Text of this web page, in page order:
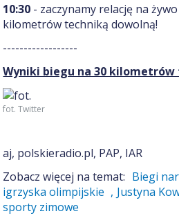
10:30 - zaczynamy relację na
kilometrów techniką dowolną!
------------------
Wyniki biegu na 30
fot. Twitter
aj, polskieradio.pl, PAP, IAR
Zobacz więcej na temat: Biegi
igrzyska olimpijskie , Justyna
sporty zimowe